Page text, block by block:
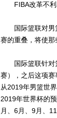
FIBA改革不利
国际篮联对男篮
赛的重叠，将使那
国际篮联针对篮
赛），之后这项赛
从2019年男篮世
2019年世界杯的
月、6月、9月、